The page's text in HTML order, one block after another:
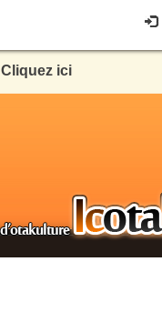
Cliquez ici